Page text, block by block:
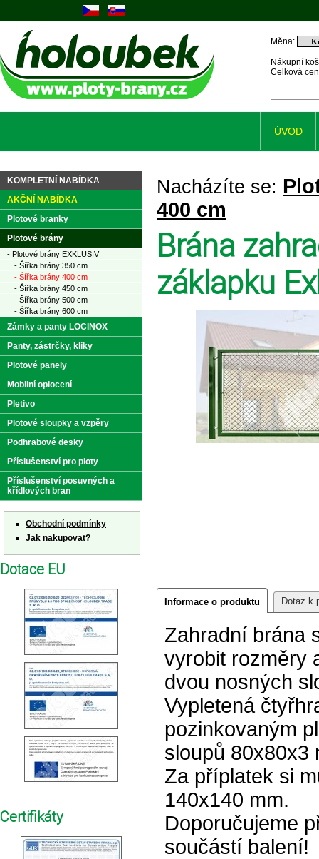
Nacházíte se:
400 cm
Brána
záklapku
Informace o produktu Dotaz k
Zahradní brána
vyrobit rozměry
dvou nosných
Vypletená
pozinkovaným
sloupů 80x80x3
Za příplatek si
140x140 mm.
Doporučujeme
součástí balení!
KOMPLETNÍ NABÍDKA
AKČNÍ NABÍDKA
Plotové branky
Plotové brány
- Plotové brány EXKLUSIV
- Šířka brány 350 cm
- Šířka brány 400 cm
- Šířka brány 450 cm
- Šířka brány 500 cm
- Šířka brány 600 cm
Zámky a panty LOCINOX
Panty, zástrčky, kliky
Plotové panely
Mobilní oplocení
Pletivo
Plotové sloupky a vzpěry
Podhrabové desky
Příslušenství pro ploty
Příslušenství posuvných a
křídlových bran
Obchodní podmínky
Jak nakupovat?
Dotace EU
Certifikáty
Nákupní
Celková
Měna:
ÚVOD